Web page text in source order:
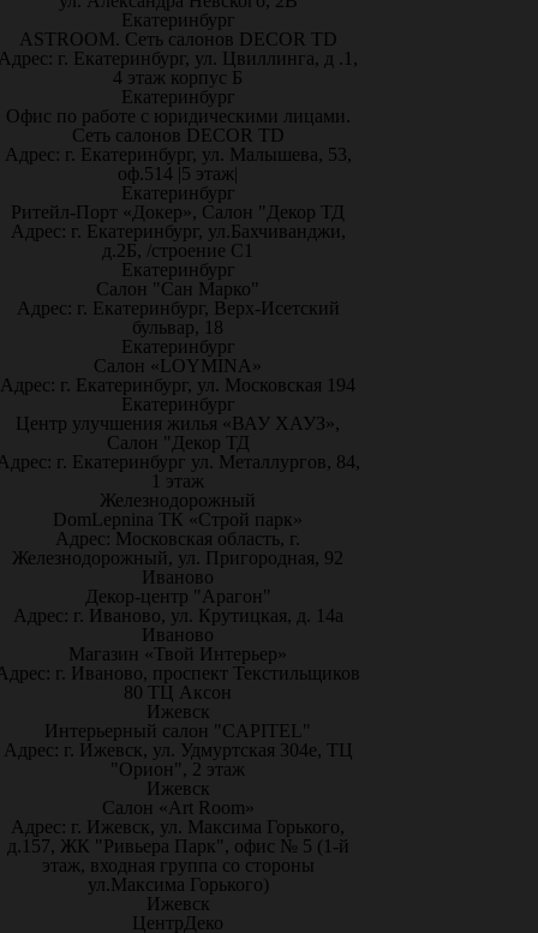
Екатеринбург
ASTROOM. Сеть салонов DECOR TD
г. Екатеринбург, ул. Цвиллинга, д .1,
4 этаж корпус Б
Екатеринбург
Офис по работе с юридическими лицами.
Сеть салонов DECOR TD
Адрес: г. Екатеринбург, ул. Малышева, 53,
оф.514 |5 этаж|
Екатеринбург
Ритейл-Порт «Докер», Салон "Декор ТД
Адрес: г. Екатеринбург, ул.Бахчиванджи,
д.2Б, /строение С1
Екатеринбург
Салон "Сан Марко"
Адрес: г. Екатеринбург, Верх-Исетский
бульвар, 18
Екатеринбург
Салон «LOYMINA»
Адрес: г. Екатеринбург, ул. Московская 194
Екатеринбург
Центр улучшения жилья «ВАУ ХАУЗ»,
Салон "Декор ТД
г. Екатеринбург ул. Металлургов, 84,
1 этаж
Железнодорожный
DomLepnina ТК «Строй парк»
Адрес: Московская область, г.
Железнодорожный, ул. Пригородная, 92
Иваново
Декор-центр "Арагон"
Адрес: г. Иваново, ул. Крутицкая, д. 14а
Иваново
Магазин «Твой Интерьер»
г. Иваново, проспект Текстильщиков
80 ТЦ Аксон
Ижевск
Интерьерный салон "CAPITEL"
Адрес: г. Ижевск, ул. Удмуртская 304е, ТЦ
"Орион", 2 этаж
Ижевск
Салон «Art Room»
Адрес: г. Ижевск, ул. Максима Горького,
д.157, ЖК "Ривьера Парк", офис № 5 (1-й
этаж, входная группа со стороны
ул.Максима Горького)
Ижевск
ЦентрДеко